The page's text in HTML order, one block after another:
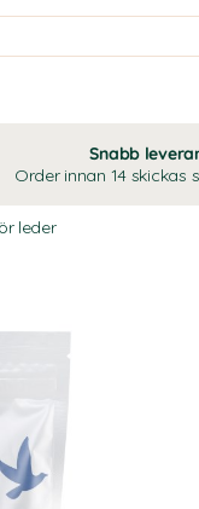
Snabb
Order innan 14 skickas
leder